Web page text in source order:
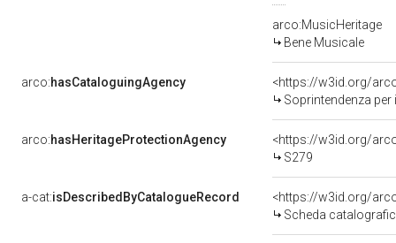
arco:MusicHeritage
Bene Musicale
arco:hasCataloguingAgency
<https://w3id.org/
Soprintendenza
arco:hasHeritageProtectionAgency
<https://w3id.org/
S279
a-cat:isDescribedByCatalogueRecord
<https://w3id.org/
Scheda